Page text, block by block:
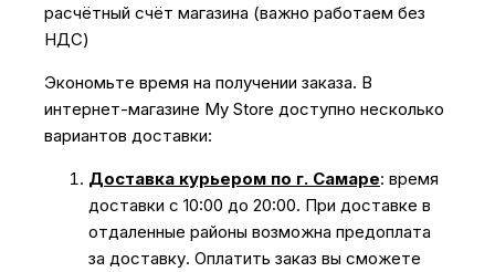
расчётный счёт магазина (важно работаем без
НДС)
Экономьте время на получении заказа. В
интернет-магазине My Store доступно несколько
вариантов доставки:
Доставка курьером по г. Самаре: время
доставки с 10:00 до 20:00. При доставке в
отдаленные районы возможна предоплата
за доставку. Оплатить заказ вы сможете